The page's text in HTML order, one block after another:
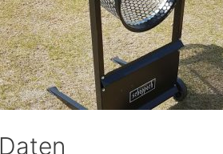
Daten